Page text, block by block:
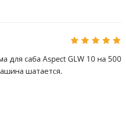
для саба Aspect GLW 10 на 500
шатается.